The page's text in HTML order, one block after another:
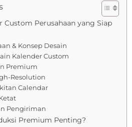
Custom Perusahaan yang Siap
& Konsep Desain
Kalender Custom
Premium
Resolution
Calendar
Pengiriman
Premium Penting?